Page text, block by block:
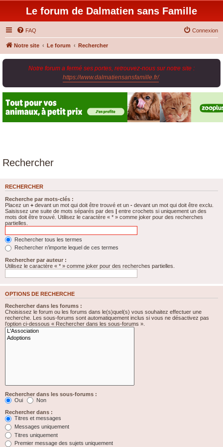
Le forum de Dalmatien sans Famille
FAQ Connexion
Notre site Le forum Rechercher
Notre forum a fermé ses portes, retrouvez-nous sur notre site :
https://www.dalmatiensansfamille.fr/.
Rechercher
RECHERCHER
Recherche par mots-clés :
Placez un + devant un mot qui doit être trouvé et un - devant un mot qui doit être exclu.
Saisissez une suite de mots séparés par des | entre crochets si uniquement un des
mots doit être trouvé. Utilisez le caractère « * » comme joker pour des recherches
partielles.
Rechercher tous les termes
Rechercher n’importe lequel de ces termes
Rechercher par auteur :
Utilisez le caractère « * » comme joker pour des recherches partielles.
OPTIONS DE RECHERCHE
Rechercher dans les forums :
Choisissez le forum ou les forums dans le(s)quel(s) vous souhaitez effectuer une
recherche. Les sous-forums sont automatiquement inclus si vous ne désactivez pas
l’option ci-dessous « Rechercher dans les sous-forums ».
Rechercher dans les sous-forums :
Oui
Non
Rechercher dans :
Titres et messages
Messages uniquement
Titres uniquement
Premier message des sujets uniquement